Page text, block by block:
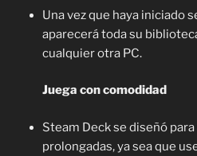
Una vez que haya iniciado
aparecerá toda su
cualquier otra PC.
Juega con comodidad
Steam Deck se diseñó
prolongadas, ya sea que